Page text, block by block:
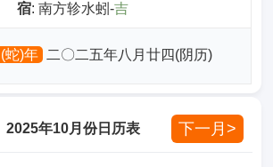
宿: 南方轸水蚓-吉
蛇)年 二〇二五年八月廿四(阴历)
2025年10月份日历表 下一月>